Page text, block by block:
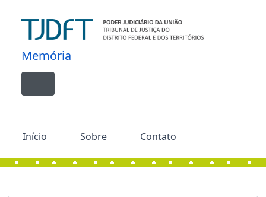
Memória
Toggle navigation
Início Sobre Contato